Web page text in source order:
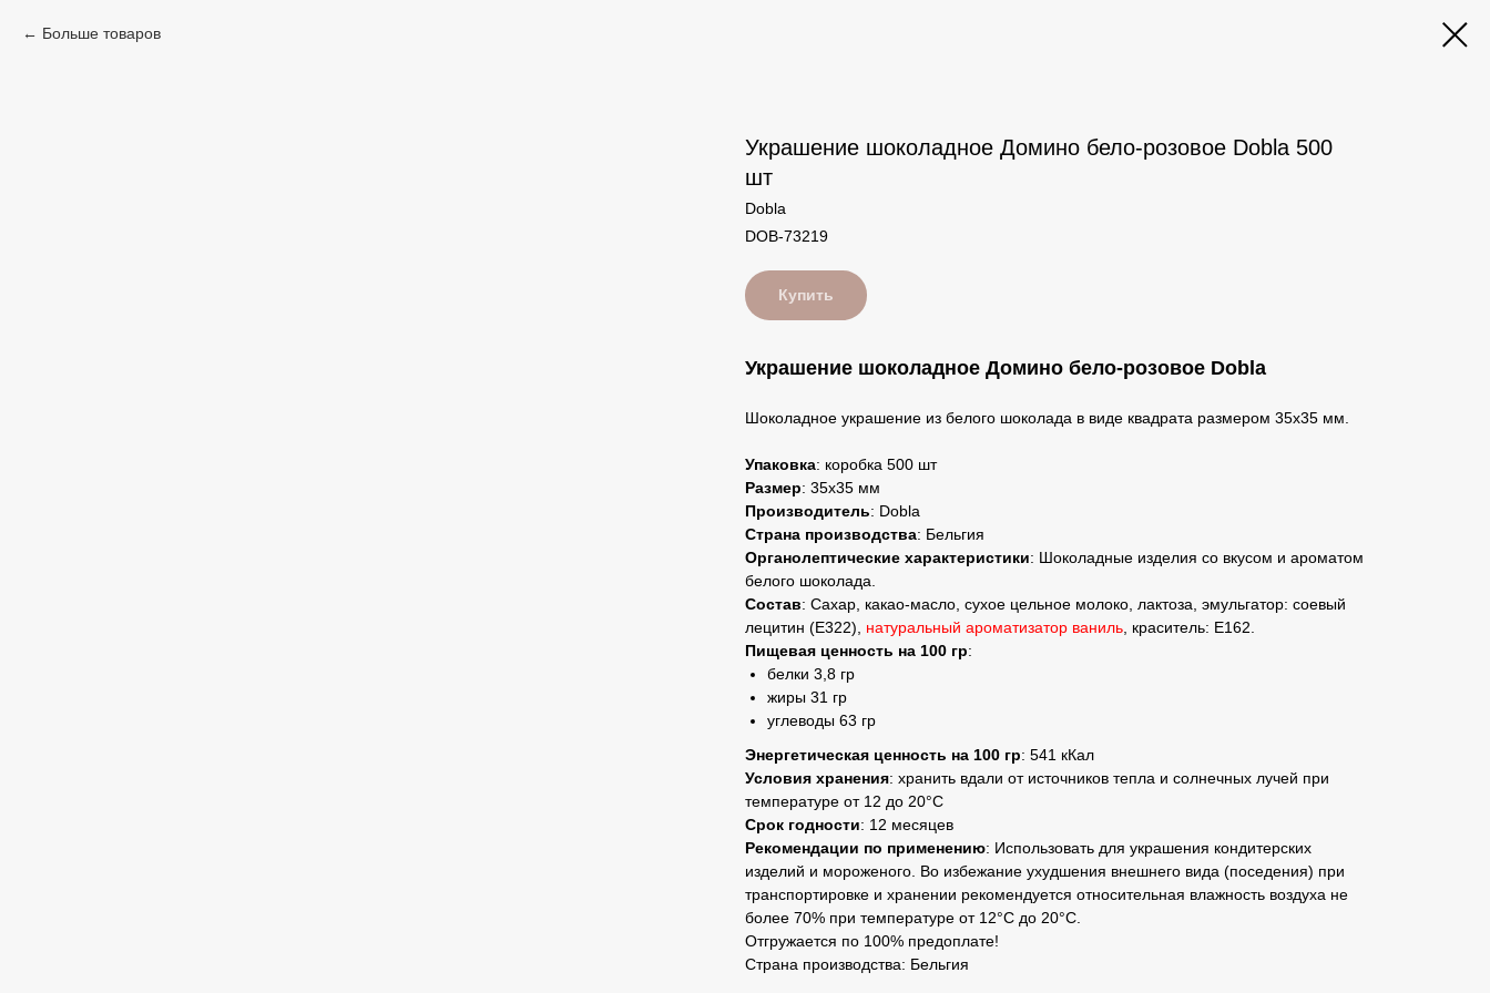
Больше товаров
Украшение шоколадное Домино бело-розовое Dobla 500
шт
Dobla
DOB-73219
Купить
Украшение шоколадное Домино бело-розовое Dobla
Шоколадное украшение из белого шоколада в виде квадрата размером 35х35 мм.
Упаковка: коробка 500 шт
Размер: 35х35 мм
Производитель: Dobla
Страна производства: Бельгия
Органолептические характеристики: Шоколадные изделия со вкусом и ароматом
белого шоколада.
Состав: Сахар, какао-масло, сухое цельное молоко, лактоза, эмульгатор: соевый
лецитин (Е322), натуральный ароматизатор ваниль , краситель: Е162.
Пищевая ценность на 100 гр:
белки 3,8 гр
жиры 31 гр
углеводы 63 гр
Энергетическая ценность на 100 гр: 541 кКал
Условия хранения: хранить вдали от источников тепла и солнечных лучей при
температуре от 12 до 20°C
Срок годности: 12 месяцев
Рекомендации по применению: Использовать для украшения кондитерских
изделий и мороженого. Во избежание ухудшения внешнего вида (поседения) при
транспортировке и хранении рекомендуется относительная влажность воздуха не
более 70% при температуре от 12°С до 20°С.
Отгружается по 100% предоплате!
Страна производства: Бельгия